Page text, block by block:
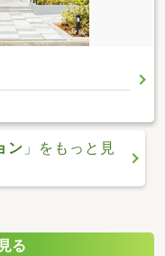
ン 」をもっと見
る